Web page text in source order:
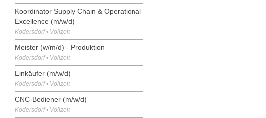
Koordinator Supply Chain & Operational
Excellence (m/w/d)
Kodersdorf • Vollzeit
Meister (w/m/d) - Produktion
Kodersdorf • Vollzeit
Einkäufer (m/w/d)
Kodersdorf • Vollzeit
CNC-Bediener (m/w/d)
Kodersdorf • Vollzeit